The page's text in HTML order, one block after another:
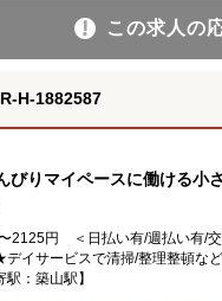
この求人の
H-1882587
びりマイペースに働ける
2125円 ＜日払い有/週払い有/交
イサービスで清掃/整理整頓な
：築山駅】